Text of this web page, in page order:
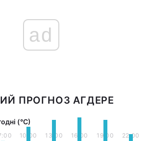
ad
ПРОГНОЗ АГДЕРЕ
(°С)
10:00 13:00 16:00 19:00 22:00